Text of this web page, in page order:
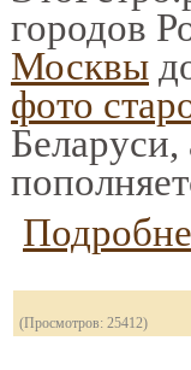
городов
Москвы
фото
(Просмотров: 25412)